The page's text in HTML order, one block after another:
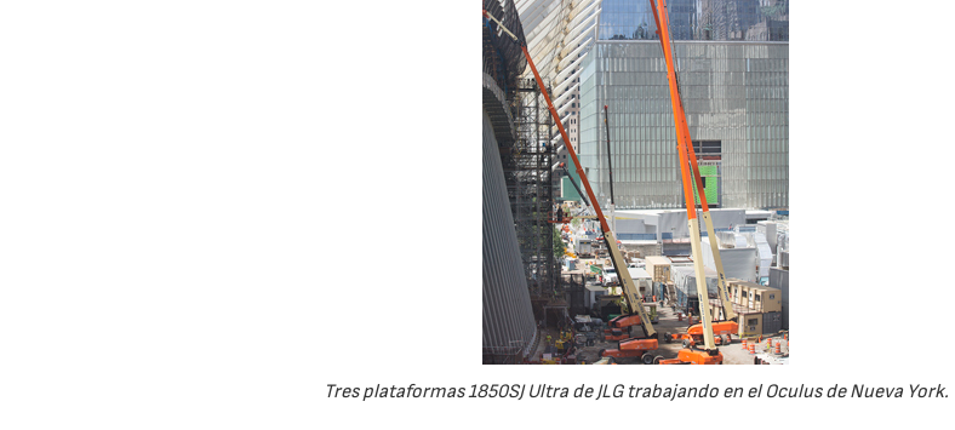
Tres plataformas 1850SJ Ultra de JLG trabajando en el Oculus de Nueva York.